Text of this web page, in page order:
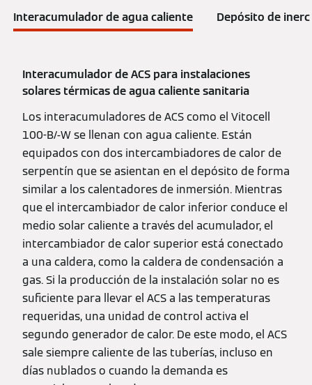
Interacumulador de agua caliente Depósito de
Interacumulador de ACS para instalaciones
solares térmicas de agua caliente sanitaria
Los interacumuladores de ACS como el Vitocell
100-B/-W se llenan con agua caliente. Están
equipados con dos intercambiadores de calor de
serpentín que se asientan en el depósito de forma
similar a los calentadores de inmersión. Mientras
que el intercambiador de calor inferior conduce el
medio solar caliente a través del acumulador, el
intercambiador de calor superior está conectado
a una caldera, como la caldera de condensación a
gas. Si la producción de la instalación solar no es
suficiente para llevar el ACS a las temperaturas
requeridas, una unidad de control activa el
segundo generador de calor. De este modo, el ACS
sale siempre caliente de las tuberías, incluso en
días nublados o cuando la demanda es